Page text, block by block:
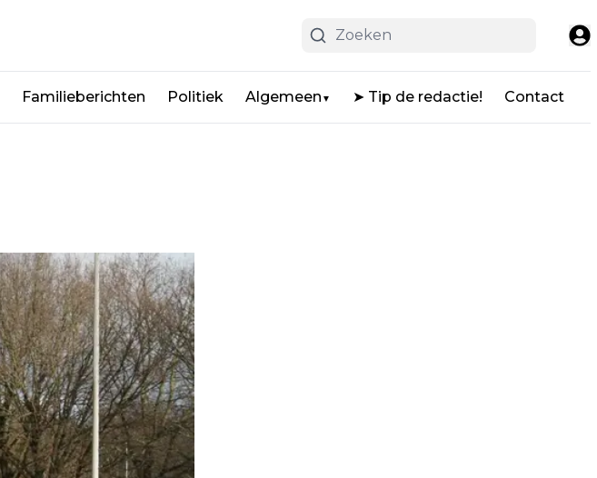
Familieberichten Politiek Algemeen ▼ ➤ Tip de redactie! Contact